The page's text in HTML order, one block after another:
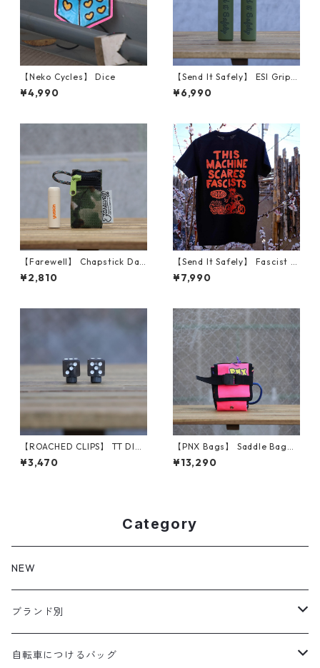
【Neko Cycles】 Dice
¥4,990
【Send It Safely】 ESI Grips
(SENDY NATL FOREST GREE
N)
¥6,990
【Farewell】 Chapstick Dan
gler™ （Camo）
¥2,810
【Send It Safely】 Fascist C
ycling Shirt (サイズM)
¥7,990
【ROACHED CLIPS】 TT DICE
(Black)
¥3,470
【PNX Bags】 Saddle Bag
（Pink Classic）
¥13,290
Category
NEW
ブランド別
aldr works
自転車につけるバッグ